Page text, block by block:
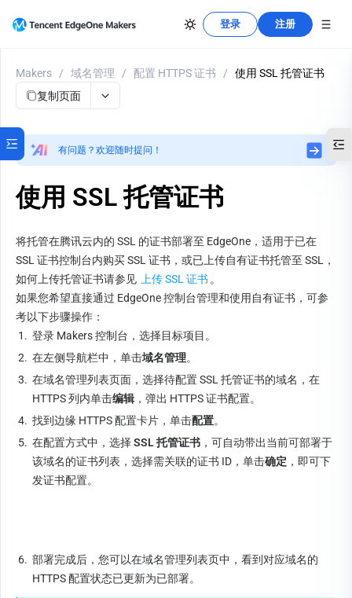
登录 注册
Makers / 域名管理 / 配置 HTTPS 证书 /
使用 SSL 托管证书
复制页面
有问题？欢迎随时提问！
使用 SSL 托管证书
将托管在腾讯云内的 SSL 的证书部署至 EdgeOne，适用于已在
SSL 证书控制台内购买 SSL 证书，或已上传自有证书托管至 SSL，
如何上传托管证书请参见
上传 SSL 证书 。
如果您希望直接通过 EdgeOne 控制台管理和使用自有证书，可参
考以下步骤操作：
1. 登录 Makers 控制台，选择目标项目。
2. 在左侧导航栏中，单击域名管理。
3. 在域名管理列表页面，选择待配置 SSL 托管证书的域名，在
HTTPS 列内单击编辑 ，弹出 HTTPS 证书配置。
4. 找到边缘 HTTPS 配置卡片，单击配置。
5. 在配置方式中，选择 SSL 托管证书 ，可自动带出当前可部署于
该域名的证书列表，选择需关联的证书 ID，单击确定 ，即可下
发证书配置。
6. 部署完成后，您可以在域名管理列表页中，看到对应域名的
HTTPS 配置状态已更新为已部署。